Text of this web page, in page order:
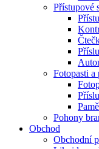
Přístupové
Fotopasti a
Pohony
Obchod
Obchodní